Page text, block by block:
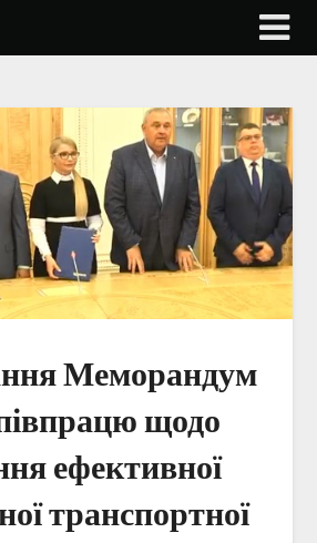
Меморандум
щодо
ефективної
транспортної